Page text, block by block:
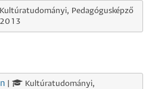
Pedagógusképző
2013
Kultúratudományi,